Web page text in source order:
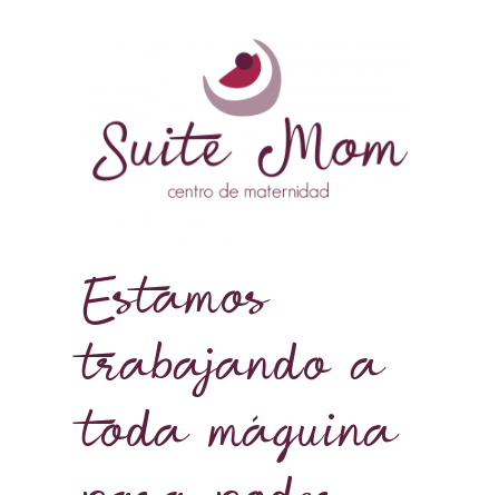
Estamos
trabajando a
toda máquina